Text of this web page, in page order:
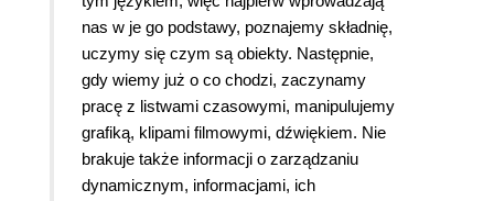
nas w je go podstawy, poznajemy składnię,
uczymy się czym są obiekty. Następnie,
gdy wiemy już o co chodzi, zaczynamy
pracę z listwami czasowymi, manipulujemy
grafiką, klipami filmowymi, dźwiękiem. Nie
brakuje także informacji o zarządzaniu
dynamicznym, informacjami, ich